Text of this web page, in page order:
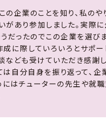
企業のことを知り、私の
があり参加しました。実際
だったのでこの企業を選びま
に際していろいろとサポー
なども受けていただき感謝し
自分自身を振り返って、
にはチューターの先生や就